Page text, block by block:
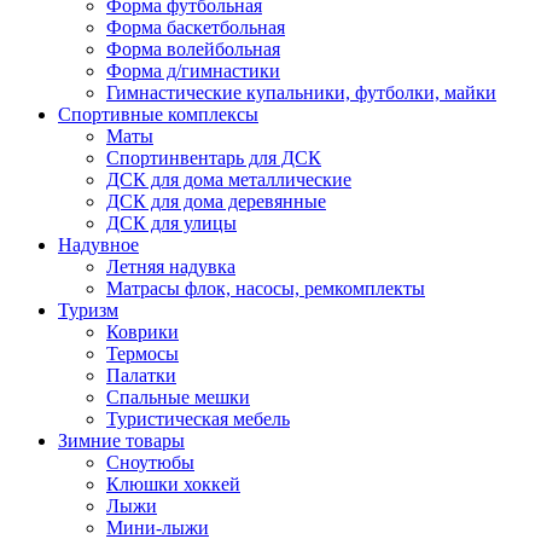
Форма футбольная
Форма баскетбольная
Форма волейбольная
Форма д/гимнастики
Гимнастические купальники, футболки, майки
Спортивные комплексы
Маты
Спортинвентарь для ДСК
ДСК для дома металлические
ДСК для дома деревянные
ДСК для улицы
Надувное
Летняя надувка
Матрасы флок, насосы, ремкомплекты
Туризм
Коврики
Термосы
Палатки
Спальные мешки
Туристическая мебель
Зимние товары
Сноутюбы
Клюшки хоккей
Лыжи
Мини-лыжи